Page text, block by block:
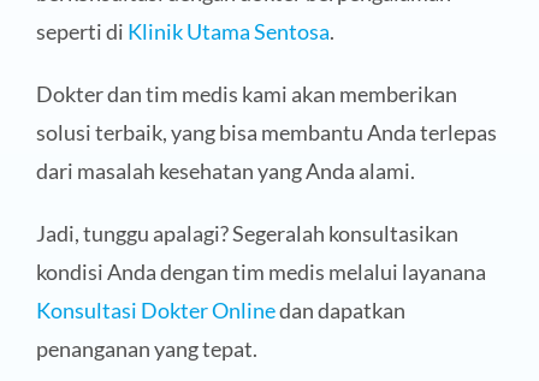
seperti di Klinik Utama Sentosa.
Dokter dan tim medis kami akan memberikan
solusi terbaik, yang bisa membantu Anda terlepas
dari masalah kesehatan yang Anda alami.
Jadi, tunggu apalagi? Segeralah konsultasikan
kondisi Anda dengan tim medis melalui layanana
Konsultasi Dokter Onlinedan dapatkan
penanganan yang tepat.